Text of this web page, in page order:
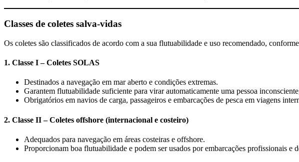
Classes de coletes salva-vidas
Os coletes são classificados de acordo com a sua flutuabilidade e uso recomendado,
1. Classe I – Coletes SOLAS
Destinados a navegação em mar aberto e condições extremas.
Garantem flutuabilidade suficiente para virar automaticamente uma pessoa
Obrigatórios em navios de carga, passageiros e embarcações de pesca em viagens
2. Classe II – Coletes offshore (internacional e costeiro)
Adequados para navegação em áreas costeiras e offshore.
Proporcionam boa flutuabilidade e podem ser usados por embarcações profissionais e